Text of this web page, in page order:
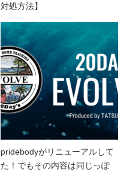
対処方法】
pridebodyがリニューアルして
た！でもその内容は同じっぽ